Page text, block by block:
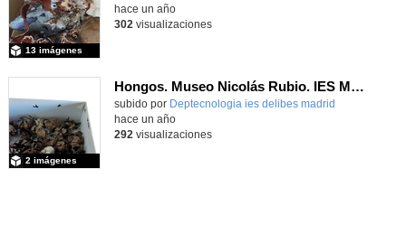
13 imágenes
hace un año
302 visualizaciones
Hongos. Museo Nicolás Rubio. IES Miguel Delibes (Madrid)
Contenido educativo.
subido por Deptecnologia ies delibes madrid
2 imágenes
hace un año
292 visualizaciones